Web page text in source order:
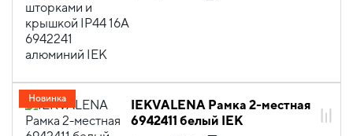
IEKVALENA Рамка 2-местная
6942411 белый IEK
Новинка